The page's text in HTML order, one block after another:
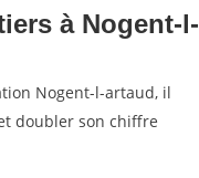
à Nogent-l-
Nogent-l-artaud, il
doubler son chiffre